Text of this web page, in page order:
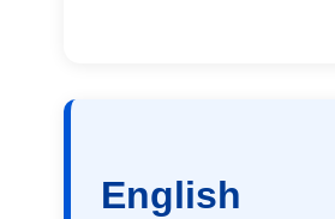
English